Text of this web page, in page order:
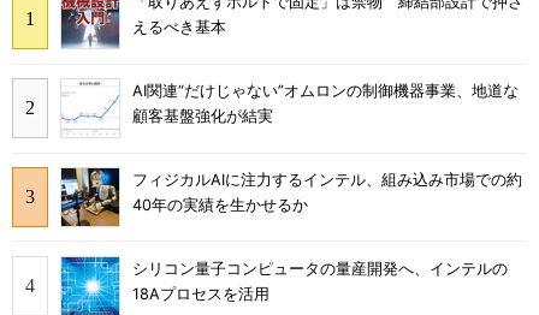
えるべき基本
AI関連“だけじゃない”オムロンの制御機器事業、地道な
顧客基盤強化が結実
フィジカルAIに注力するインテル、組み込み市場での約
40年の実績を生かせるか
シリコン量子コンピュータの量産開発へ、インテルの
18Aプロセスを活用